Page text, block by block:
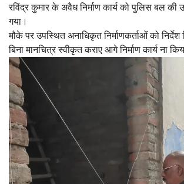
रविंद्र कुमार के अवैध निर्माण कार्य को पुलिस बल की
गया।
मौके पर उपस्थित अनाधिकृत निर्माणकर्ताओं को
बिना मानचित्र स्वीकृत कराए आगे निर्माण कार्य ना